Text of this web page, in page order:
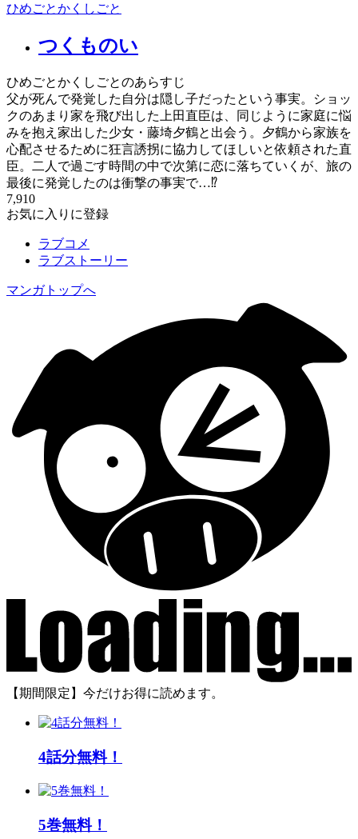
ひめごとかくしごと
つくものい
ひめごとかくしごとのあらすじ
父が死んで発覚した自分は隠し子だったという事実。ショッ
クのあまり家を飛び出した上田直臣は、同じように家庭に悩
みを抱え家出した少女・藤埼夕鶴と出会う。夕鶴から家族を
心配させるために狂言誘拐に協力してほしいと依頼された直
臣。二人で過ごす時間の中で次第に恋に落ちていくが、旅の
最後に発覚したのは衝撃の事実で…⁉
7,910
お気に入りに登録
ラブコメ
ラブストーリー
マンガトップへ
【期間限定】今だけお得に読めます。
4話分無料！
5巻無料！